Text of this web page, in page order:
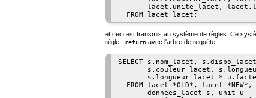
lacet.unite_lacet,
et ceci est transmis au système de règles. Ce
règle
_return avec l'arbre de requête :
SELECT s.nom_lacet,
s.couleur_lacet,
s.longueur_lacet *
  FROM lacet *OLD*, lacet *NEW*,
       donnees_lacet s, unit u